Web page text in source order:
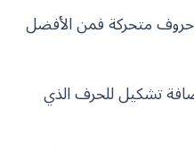
متحركة فمن الأفضل
تشكيل للحرف الذي